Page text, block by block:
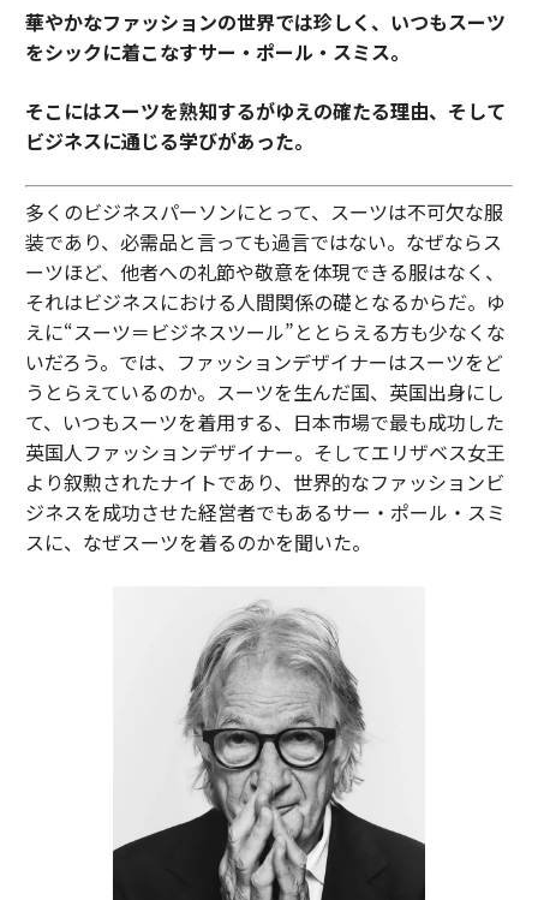
華やかなファッションの世界では珍しく、いつもスーツ
をシックに着こなすサー・ポール・スミス。
そこにはスーツを熟知するがゆえの確たる理由、そして
ビジネスに通じる学びがあった。
多くのビジネスパーソンにとって、スーツは不可欠な服
装であり、必需品と言っても過言ではない。なぜならス
ーツほど、他者への礼節や敬意を体現できる服はなく、
それはビジネスにおける人間関係の礎となるからだ。ゆ
えに“スーツ＝ビジネスツール”ととらえる方も少なくな
いだろう。では、ファッションデザイナーはスーツをど
うとらえているのか。スーツを生んだ国、英国出身にし
て、いつもスーツを着用する、日本市場で最も成功した
英国人ファッションデザイナー。そしてエリザベス女王
より叙勲されたナイトであり、世界的なファッションビ
ジネスを成功させた経営者でもあるサー・ポール・スミ
スに、なぜスーツを着るのかを聞いた。